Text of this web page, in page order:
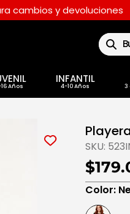
cambios y devoluciones
INFANTIL
SKU:
Color: